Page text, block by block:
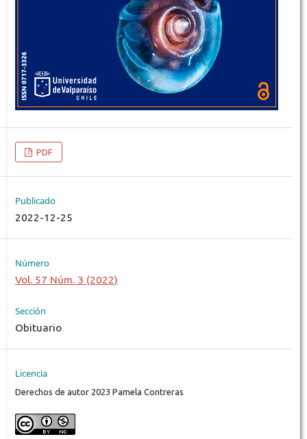
PDF
Publicado
2022-12-25
Número
Vol. 57 Núm. 3 (2022)
Sección
Obituario
Licencia
Derechos de autor 2023 Pamela Contreras